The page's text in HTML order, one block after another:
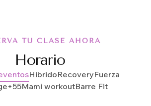
Horario
TU CLASE AHORA
HibridoRecoveryFuerza
Mami workoutBarre Fit